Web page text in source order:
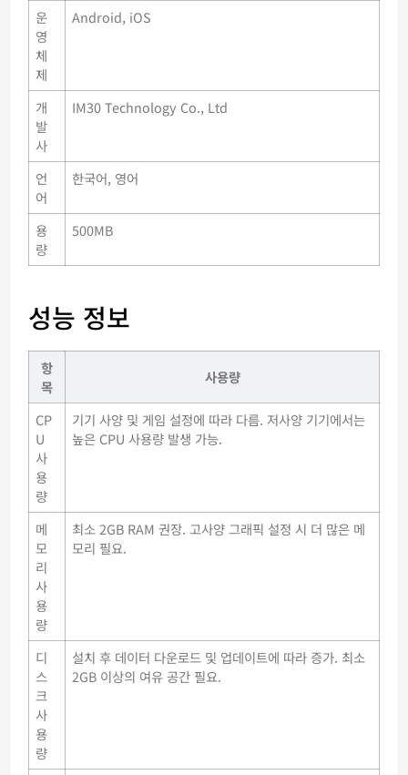
운
영
체
제
Android, iOS
개
발
사
IM30 Technology Co., Ltd
언
어
한국어, 영어
용
량
500MB
성능 정보
항
목
사용량
CP
U
사
용
량
기기 사양 및 게임 설정에 따라 다름. 저사양 기기에서는
높은 CPU 사용량 발생 가능.
메
모
리
사
용
량
최소 2GB RAM 권장. 고사양 그래픽 설정 시 더 많은 메
모리 필요.
디
스
크
사
용
량
설치 후 데이터 다운로드 및 업데이트에 따라 증가. 최소
2GB 이상의 여유 공간 필요.